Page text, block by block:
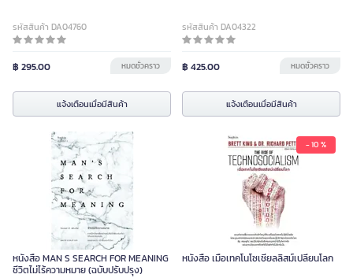
รหัสสินค้า DA04760
฿ 295.00 หมดชั่วคราว
แจ้งเตือนเมื่อมีสินค้า
รหัสสินค้า DA04322
฿ 425.00 หมดชั่วคราว
แจ้งเตือนเมื่อมีสินค้า
หนังสือ MAN S SEARCH FOR MEANING
ชีวิตไม่ไร้ความหมาย (ฉบับปรับปรุง)
- 10 %
หนังสือ เมื่อเทคโนโซเชียลลิสม์เปลี่ยนโลก